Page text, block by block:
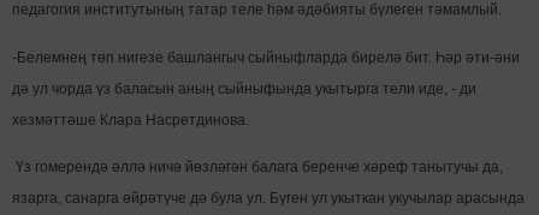
педагогия институтының татар теле һәм әдәбияты бүлеген тәмамлый.
-Белемнең төп нигезе башлангыч сыйныфларда бирелә бит. Һәр әти-әни
дә ул чорда үз баласын аның сыйныфында укытырга тели иде, - ди
хезмәттәше Клара Насретдинова.
Үз гомерендә әллә ничә йөзләгән балага беренче хәреф танытучы да,
язарга, санарга өйрәтүче дә була ул. Бүген ул укыткан укучылар арасында